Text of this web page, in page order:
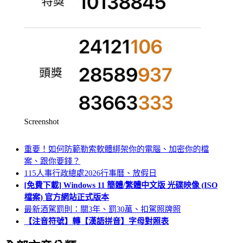
Screenshot
重要！如何防範勒索軟體綁架你的電腦、加密你的檔
案、跟你要錢？
115人事行政總處2026行事曆、放假日
[免費下載] Windows 11 簡體/繁體中文版 光碟映像 (ISO
檔案) 官方網站正式版本
最新酒駕罰則：關3年、罰30萬、扣駕照牌照
【注音符號】轉【漢語拼音】字母對照表